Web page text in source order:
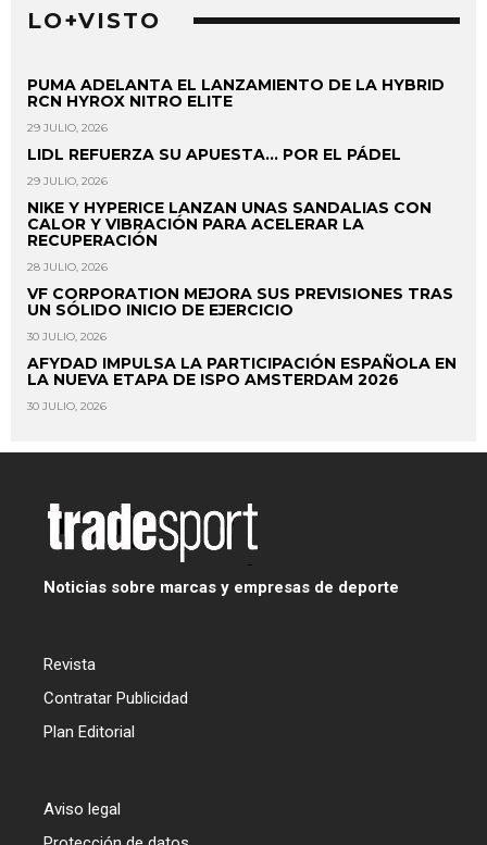
LO+VISTO
PUMA ADELANTA EL LANZAMIENTO DE LA HYBRID
RCN HYROX NITRO ELITE
29 JULIO, 2026
LIDL REFUERZA SU APUESTA... POR EL PÁDEL
29 JULIO, 2026
NIKE Y HYPERICE LANZAN UNAS SANDALIAS CON
CALOR Y VIBRACIÓN PARA ACELERAR LA
RECUPERACIÓN
28 JULIO, 2026
VF CORPORATION MEJORA SUS PREVISIONES TRAS
UN SÓLIDO INICIO DE EJERCICIO
30 JULIO, 2026
AFYDAD IMPULSA LA PARTICIPACIÓN ESPAÑOLA EN
LA NUEVA ETAPA DE ISPO AMSTERDAM 2026
30 JULIO, 2026
Noticias sobre marcas y empresas de deporte
Revista
Contratar Publicidad
Plan Editorial
Aviso legal